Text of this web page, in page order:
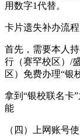
用数字1代替。
卡片遗失补办流程
首先，需要本人
行（赛罕校区）/
区）免费办理“银
拿到“银校联名卡
能
（四）上网账号